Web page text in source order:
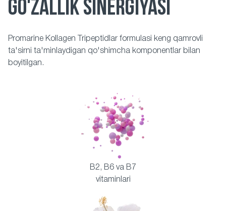
GO'ZALLIK SINERGIYASI
Promarine Kollagen Tripeptidlar formulasi keng qamrovli
ta'sirni ta'minlaydigan qo'shimcha komponentlar bilan
boyitilgan.
В2, В6 va B7
vitaminlari